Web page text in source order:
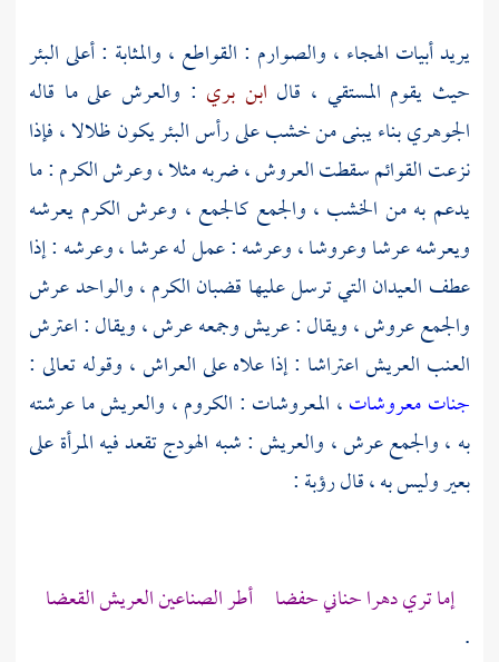
يريد أبيات الهجاء ، والصوارم : القواطع ، والمثابة : أعلى البئر
حيث يقوم المستقي ، قال ابن بري : والعرش على ما قاله
الجوهريبناء يبنى من خشب على رأس البئر يكون ظلالا ، فإذا
نزعت القوائم سقطت العروش ، ضربه مثلا ، وعرش الكرم : ما
يدعم به من الخشب ، والجمع كالجمع ، وعرش الكرم يعرشه
ويعرشه عرشا وعروشا ، وعرشه : عمل له عرشا ، وعرشه : إذا
عطف العيدان التي ترسل عليها قضبان الكرم ، والواحد عرش
والجمع عروش ، ويقال : عريش وجمعه عرش ، ويقال : اعترش
العنب العريش اعتراشا : إذا علاه على العراش ، وقوله تعالى :
جنات معروشات، المعروشات : الكروم ، والعريش ما عرشته
به ، والجمع عرش ، والعريش : شبه الهودج تقعد فيه المرأة على
بعير وليس به ، قالرؤبة:
إما تري دهرا حناني حفضا أطر الصناعين العريش القعضا
.